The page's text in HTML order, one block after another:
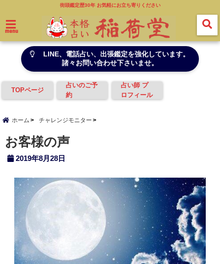
街頭鑑定歴30年 お気軽にお立ち寄りください
menu
LINE、電話占い、出張鑑定を強化しています。
諸々お問い合わせ下さいませ。
TOPページ
占いのご予
約
占い師 プ
ロフィール
ホーム チャレンジモニター
お客様の声
2019年8月28日